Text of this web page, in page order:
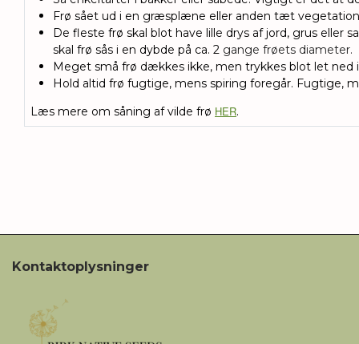
Frø sået ud i en græsplæne eller anden tæt
De fleste frø skal blot have lille drys af jord, grus eller
skal frø sås i en dybde på ca. 2 gange frøets diameter.
Meget små frø dækkes ikke, men trykkes blot let ned
Hold altid frø fugtige, mens spiring foregår. Fugtige,
Læs mere om såning af vilde frø HER.
Kontaktoplysninger